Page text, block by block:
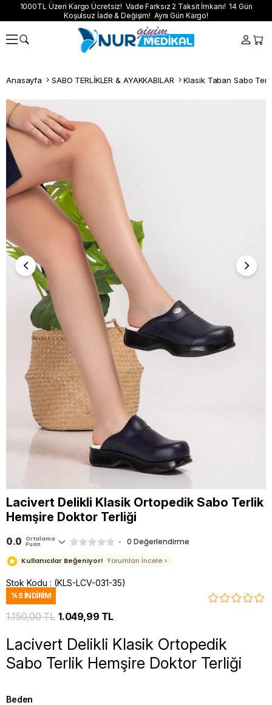
1000TL Üzeri Kargo Ücretsiz! Vade Farksız 2 Taksit İmkanı! 14 Gün
Koşulsuz İade & Değişim! Aynı Gün Kargo!
Anasayfa SABO TERLİKLER & AYAKKABILAR Klasik Taban Sabo
Lacivert Delikli Klasik Ortopedik Sabo Terlik
Hemşire Doktor Terliği
0.0 Ortalama
Puan 0 Değerlendirme
Kullanıcılar Beğeniyor! Yorumları İncele >
Stok Kodu (KLS-LCV-031-35)
%9 İNDIRIM
1.150,00 TL 1.049,99 TL
Lacivert Delikli Klasik Ortopedik
Sabo Terlik Hemşire Doktor Terliği
Beden